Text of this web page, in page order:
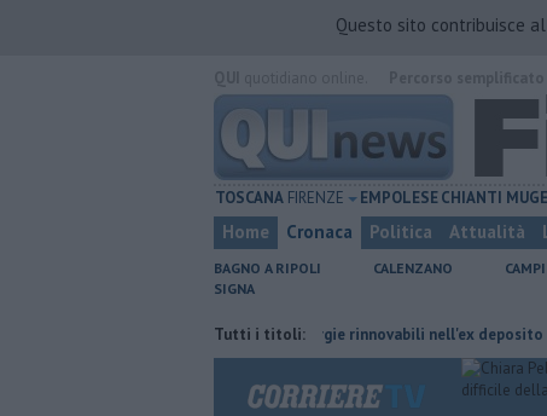
Questo sito contribuisce
TOSCANA FIRENZE EMPOLESECHIANTI
Home Cronaca Politica Attualità
BAGNO A RIPOLI CALENZANO
SIGNA
Tutti i titoli:
Hub delle energie rinnovabili nell'ex deposito Eni